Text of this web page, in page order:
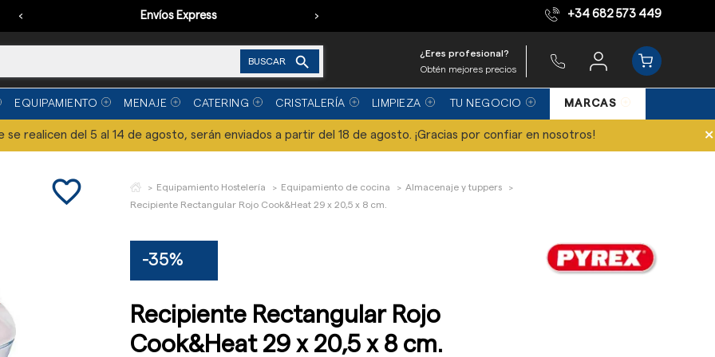
Envíos Express Equipo de expertos
‹ › +34 682 573 449
BUSCAR 
¿Eres profesional?
Obtén mejores precios
EQUIPAMIENTO MENAJE CATERING CRISTALERÍA LIMPIEZA TU NEGOCIO MARCAS
se realicen del 5 al 14 de agosto, serán enviados a partir del 18 de agosto. ¡Gracias por confiar en nosotros! ×
favorite_border Equipamiento Hostelería Equipamiento de cocina
Almacenaje y tuppers
Recipiente Rectangular Rojo Cook&Heat 29 x 20,5 x 8 cm.
-35%
Recipiente Rectangular Rojo
Cook&Heat 29 x 20,5 x 8 cm.